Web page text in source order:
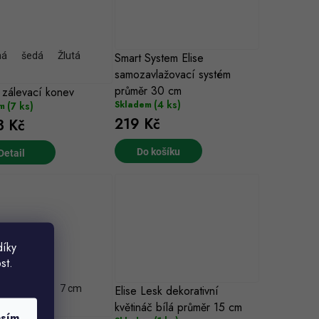
konev
šedá Žlutá
(7 ks)
Kč
Smart System Elise
samozavlažovací systém
průměr 30 cm
Skladem (4 ks)
219 Kč
Do košíku
7 cm
Elise Lesk dekorativní
květináč bílá průměr 15 cm